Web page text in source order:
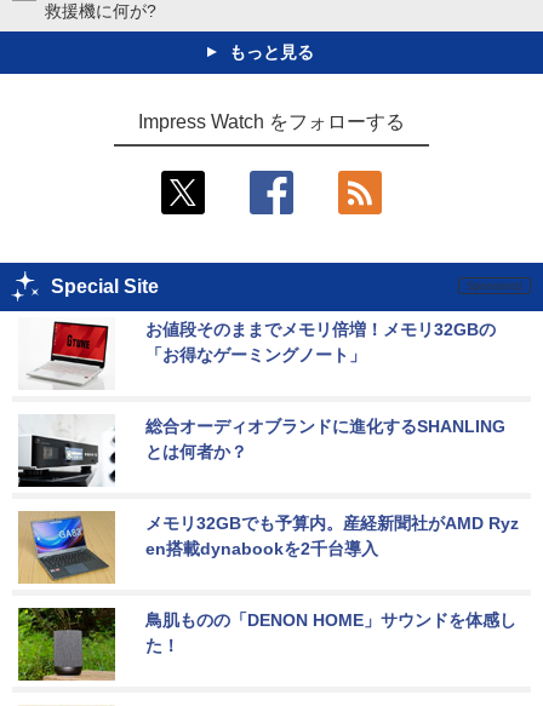
救援機に何が?
もっと見る
Impress Watch をフォローする
Special Site
お値段そのままでメモリ倍増！メモリ32GBの
「お得なゲーミングノート」
総合オーディオブランドに進化するSHANLING
とは何者か？
メモリ32GBでも予算内。産経新聞社がAMD Ryz
en搭載dynabookを2千台導入
鳥肌ものの「DENON HOME」サウンドを体感し
た！